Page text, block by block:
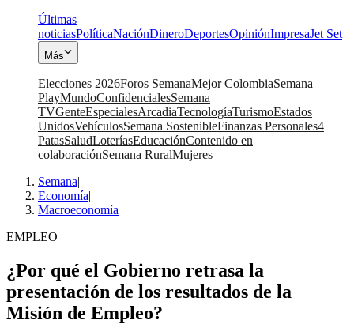
Últimas
noticiasPolíticaNaciónDineroDeportesOpiniónImpresaJet Set
Más
Elecciones 2026Foros SemanaMejor ColombiaSemana
PlayMundoConfidencialesSemana
TVGenteEspecialesArcadiaTecnologíaTurismoEstados
UnidosVehículosSemana SostenibleFinanzas Personales4
PatasSaludLoteríasEducaciónContenido en
colaboraciónSemana RuralMujeres
Semana|
Economía|
Macroeconomía
EMPLEO
¿Por qué el Gobierno retrasa la
presentación de los resultados de la
Misión de Empleo?